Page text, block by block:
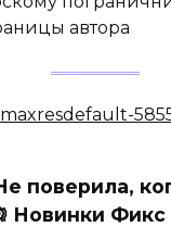
автора
поверила,
Новинки Фикс